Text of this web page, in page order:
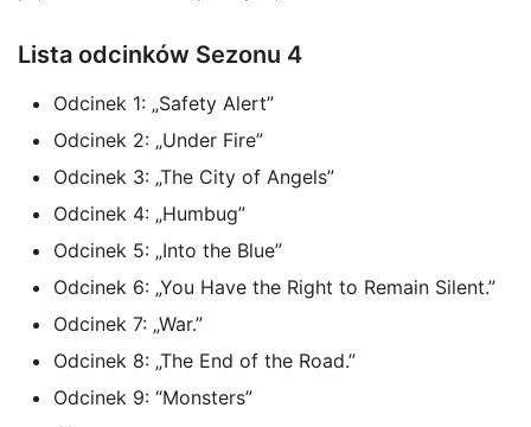
Lista odcinków Sezonu 4
Odcinek 1: „Safety Alert”
Odcinek 2: „Under Fire”
Odcinek 3: „The City of Angels”
Odcinek 4: „Humbug”
Odcinek 5: „Into the Blue”
Odcinek 6: „You Have the Right to Remain Silent.”
Odcinek 7: „War.”
Odcinek 8: „The End of the Road.”
Odcinek 9: “Monsters”